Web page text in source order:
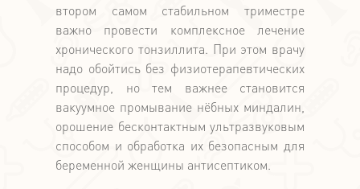
втором самом стабильном триместре
важно провести комплексное лечение
хронического тонзиллита. При этом врачу
надо обойтись без физиотерапевтических
процедур, но тем важнее становится
вакуумное промывание нёбных миндалин,
орошение бесконтактным ультразвуковым
способом и обработка их безопасным для
беременной женщины антисептиком.